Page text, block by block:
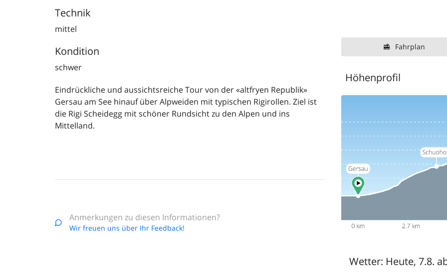
Technik
mittel
Kondition
schwer
Eindrückliche und aussichtsreiche Tour von der «altfryen Republik»
Gersau am See hinauf über Alpweiden mit typischen Rigirollen. Ziel ist
die Rigi Scheidegg mit schöner Rundsicht zu den Alpen und ins
Mittelland.
Anmerkungen zu diesen Informationen?
Wir freuen uns über Ihr Feedback!
Fahrplan
Höhenprofil
Wetter: Heute, 7.8.